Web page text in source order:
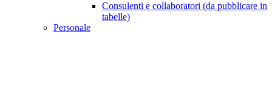
Consulenti e collaboratori (da pubblicare in
tabelle)
Personale